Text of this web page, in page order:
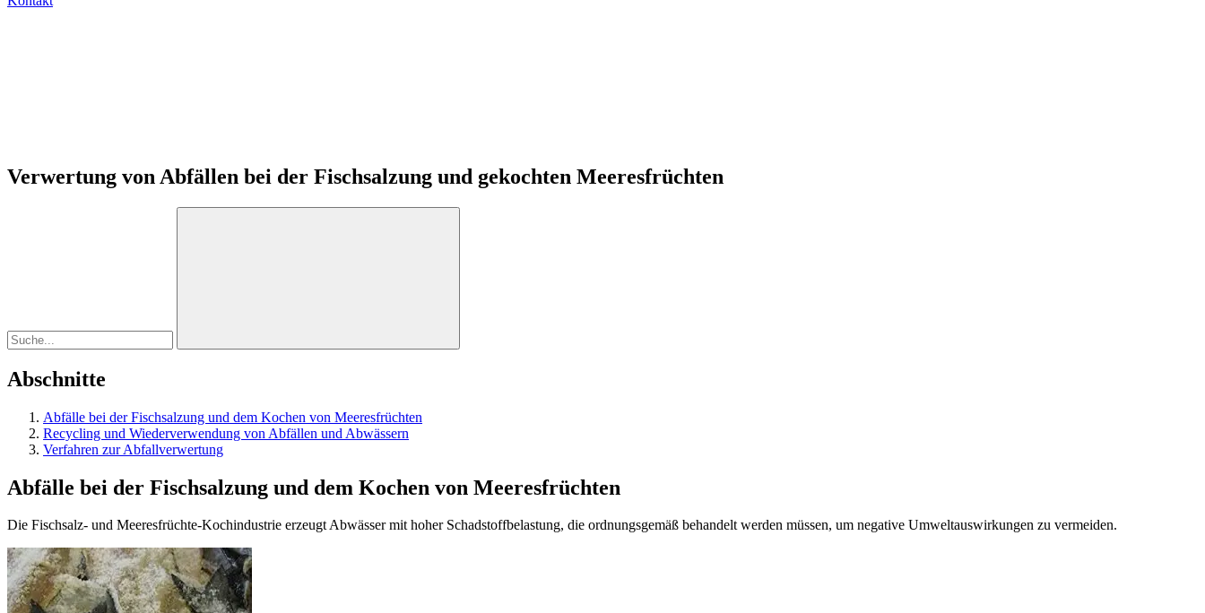
Verwertung von Abfällen bei der Fischsalzung und gekochten Meeresfrüchten
Suche:
Abschnitte
Abfälle bei der Fischsalzung und dem Kochen von Meeresfrüchten
Recycling und Wiederverwendung von Abfällen und Abwässern
Verfahren zur Abfallverwertung
Abfälle bei der Fischsalzung und dem Kochen von Meeresfrüchten
Die Fischsalz- und Meeresfrüchte-Kochindustrie erzeugt Abwässer mit hoher Schadstoffbelastung, die ordnungsgemäß behandelt werden müssen, um negative Umweltauswirkungen zu vermeiden.